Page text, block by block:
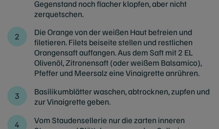
Gegenstand noch flacher klopfen, aber nicht
zerquetschen.
Die Orange von der weißen Haut befreien und
filetieren. Filets beiseite stellen und restlichen
Orangensaft auffangen. Aus dem Saft mit 2 EL
Olivenöl, Zitronensaft (oder weißem Balsamico),
Pfeffer und Meersalz eine Vinaigrette anrühren.
Basilikumblätter waschen, abtrocknen, zupfen und
zur Vinaigrette geben.
Vom Staudensellerie nur die zarten inneren